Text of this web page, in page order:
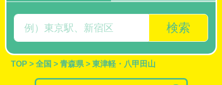
検索
TOP > 全国 > 青森県 > 東津軽・八甲田山